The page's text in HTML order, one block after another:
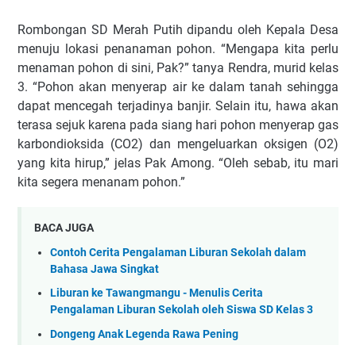
Rombongan SD Merah Putih dipandu oleh Kepala Desa
menuju lokasi penanaman pohon. “Mengapa kita perlu
menaman pohon di sini, Pak?” tanya Rendra, murid kelas
3. “Pohon akan menyerap air ke dalam tanah sehingga
dapat mencegah terjadinya banjir. Selain itu, hawa akan
terasa sejuk karena pada siang hari pohon menyerap gas
karbondioksida (CO2) dan mengeluarkan oksigen (O2)
yang kita hirup,” jelas Pak Among. “Oleh sebab, itu mari
kita segera menanam pohon.”
BACA JUGA
Contoh Cerita Pengalaman Liburan Sekolah dalam
Bahasa Jawa Singkat
Liburan ke Tawangmangu - Menulis Cerita
Pengalaman Liburan Sekolah oleh Siswa SD Kelas 3
Dongeng Anak Legenda Rawa Pening